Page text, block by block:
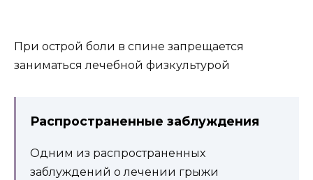
При острой боли в спине запрещается
заниматься лечебной физкультурой
Распространенные заблуждения
Одним из распространенных
заблуждений о лечении грыжи